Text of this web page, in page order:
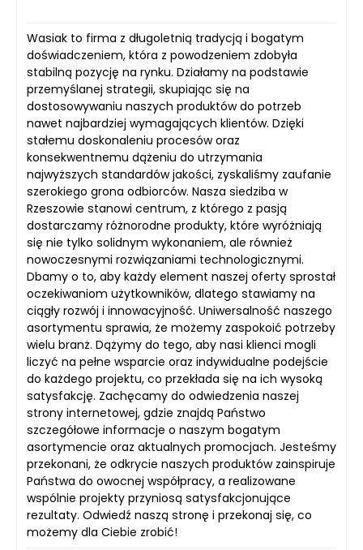
Wasiak to firma z długoletnią tradycją i bogatym
doświadczeniem, która z powodzeniem zdobyła
stabilną pozycję na rynku. Działamy na podstawie
przemyślanej strategii, skupiając się na
dostosowywaniu naszych produktów do potrzeb
nawet najbardziej wymagających klientów. Dzięki
stałemu doskonaleniu procesów oraz
konsekwentnemu dążeniu do utrzymania
najwyższych standardów jakości, zyskaliśmy zaufanie
szerokiego grona odbiorców. Nasza siedziba w
Rzeszowie stanowi centrum, z którego z pasją
dostarczamy różnorodne produkty, które wyróżniają
się nie tylko solidnym wykonaniem, ale również
nowoczesnymi rozwiązaniami technologicznymi.
Dbamy o to, aby każdy element naszej oferty sprostał
oczekiwaniom użytkowników, dlatego stawiamy na
ciągły rozwój i innowacyjność. Uniwersalność naszego
asortymentu sprawia, że możemy zaspokoić potrzeby
wielu branż. Dążymy do tego, aby nasi klienci mogli
liczyć na pełne wsparcie oraz indywidualne podejście
do każdego projektu, co przekłada się na ich wysoką
satysfakcję. Zachęcamy do odwiedzenia naszej
strony internetowej, gdzie znajdą Państwo
szczegółowe informacje o naszym bogatym
asortymencie oraz aktualnych promocjach. Jesteśmy
przekonani, że odkrycie naszych produktów zainspiruje
Państwa do owocnej współpracy, a realizowane
wspólnie projekty przyniosą satysfakcjonujące
rezultaty. Odwiedź naszą stronę i przekonaj się, co
możemy dla Ciebie zrobić!